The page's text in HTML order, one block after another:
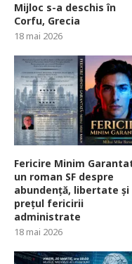
Mijloc s-a deschis în
Corfu, Grecia
18 mai 2026
Fericire Minim
un roman SF despre
abundență, libertate și
prețul fericirii
administrate
18 mai 2026